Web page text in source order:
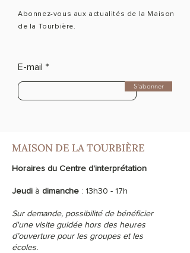
Abonnez-vous aux actualités de la Maison
de la Tourbière.
E-mail
S'abonner
MAISON DE LA TOURBIÈRE
Horaires du Centre d'interprétation
Jeudi à dimanche : 13h30 - 17h
Sur demande, possibilité de bénéficier
d'une visite guidée hors des heures
d’ouverture pour les groupes et les
écoles.